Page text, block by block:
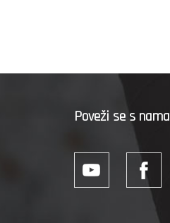
Poveži se s nama